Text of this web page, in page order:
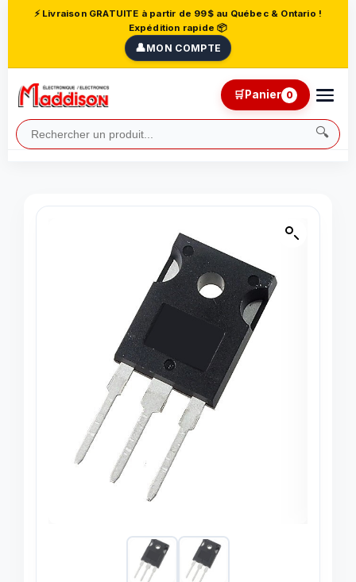
⚡ Livraison GRATUITE à partir de 99$ au Québec & Ontario !
Expédition rapide 📦
👤MON COMPTE
🔍
🛒Panier 0